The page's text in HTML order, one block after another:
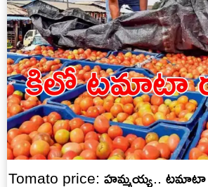
Tomato price: హమ్మయ్య..